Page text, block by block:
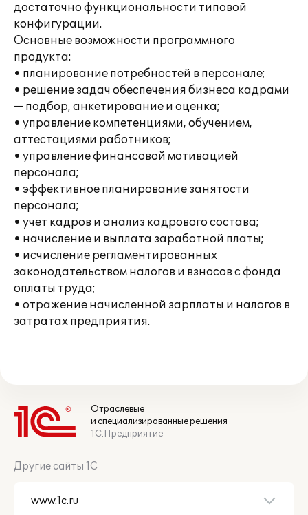
достаточно функциональности типовой
конфигурации.
Основные возможности программного
продукта:
• планирование потребностей в персонале;
• решение задач обеспечения бизнеса кадрами
— подбор, анкетирование и оценка;
• управление компетенциями, обучением,
аттестациями работников;
• управление финансовой мотивацией
персонала;
• эффективное планирование занятости
персонала;
• учет кадров и анализ кадрового состава;
• начисление и выплата заработной платы;
• исчисление регламентированных
законодательством налогов и взносов с фонда
оплаты труда;
• отражение начисленной зарплаты и налогов в
затратах предприятия.
Отраслевые
и специализированные решения
1С:Предприятие
Другие сайты 1С